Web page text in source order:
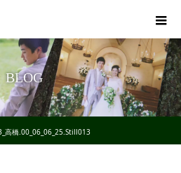
BLOG
高橋.00_06_06_25.Still013